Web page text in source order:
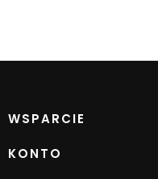
WSPARCIE
KONTO